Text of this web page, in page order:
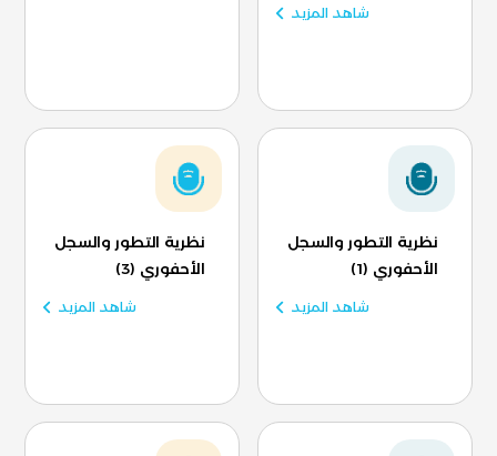
شاهد المزيد
نظرية التطور والسجل
الأحفوري (1)
شاهد المزيد
نظرية التطور والسجل
الأحفوري (3)
شاهد المزيد